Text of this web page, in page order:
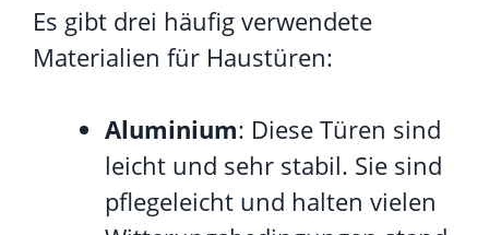
Es gibt drei häufig verwendete
Materialien für Haustüren:
Aluminium: Diese Türen sind
leicht und sehr stabil. Sie sind
pflegeleicht und halten vielen